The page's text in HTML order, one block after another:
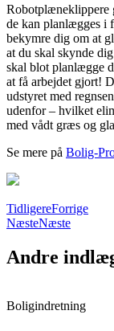
Robotplæneklippere
de kan planlægges i
bekymre dig om at
at du skal skynde
skal blot planlægge
at få arbejdet gjort!
udstyret med
udenfor – hvilket
med vådt græs og
Se mere på Bolig-
TidligereForrige
NæsteNæste
Andre
Boligindretning